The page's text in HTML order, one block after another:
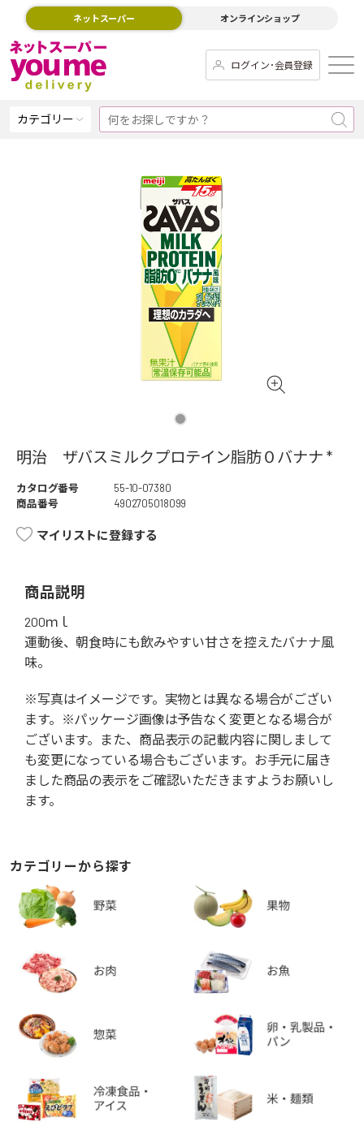
ネットスーパー オンラインショップ
ログイン･会員登録
カテゴリー
明治 ザバスミルクプロテイン脂肪０バナナ *
カタログ番号
55-10-07380
商品番号
4902705018099
マイリストに登録する
商品説明
200ｍｌ
運動後、朝食時にも飲みやすい甘さを控えたバナナ風
味。
※写真はイメージです。実物とは異なる場合がござい
ます。※パッケージ画像は予告なく変更となる場合が
ございます。また、商品表示の記載内容に関しまして
も変更になっている場合もございます。お手元に届き
ました商品の表示をご確認いただきますようお願いし
ます。
カテゴリーから探す